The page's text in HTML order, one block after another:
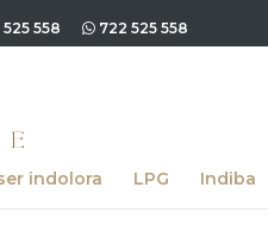
558 722 525 558
indolora LPG Indiba